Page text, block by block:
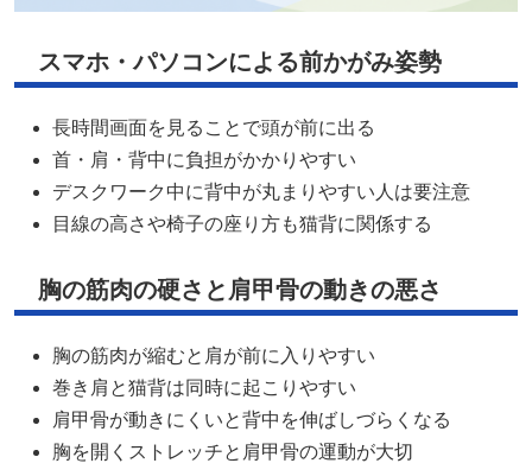
スマホ・パソコンによる前かがみ姿勢
長時間画面を見ることで頭が前に出る
首・肩・背中に負担がかかりやすい
デスクワーク中に背中が丸まりやすい人は要注意
目線の高さや椅子の座り方も猫背に関係する
胸の筋肉の硬さと肩甲骨の動きの悪さ
胸の筋肉が縮むと肩が前に入りやすい
巻き肩と猫背は同時に起こりやすい
肩甲骨が動きにくいと背中を伸ばしづらくなる
胸を開くストレッチと肩甲骨の運動が大切